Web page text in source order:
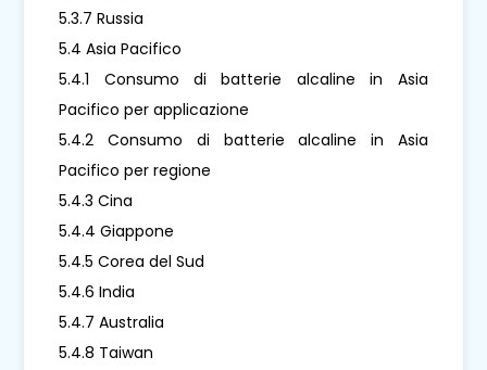
5.3.7 Russia
5.4 Asia Pacifico
5.4.1 Consumo di batterie alcaline in Asia
Pacifico per applicazione
5.4.2 Consumo di batterie alcaline in Asia
Pacifico per regione
5.4.3 Cina
5.4.4 Giappone
5.4.5 Corea del Sud
5.4.6 India
5.4.7 Australia
5.4.8 Taiwan